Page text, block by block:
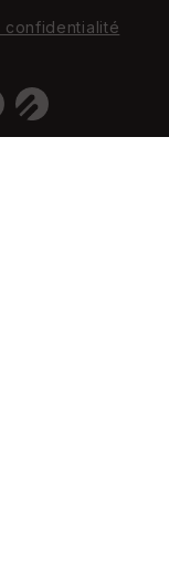
confidentialité